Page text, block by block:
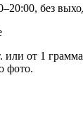
без
или от 1
фото.